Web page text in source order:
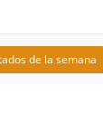
de la semana